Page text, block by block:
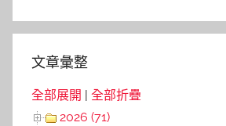
文章彙整
全部展開
全部折疊
2026 (71)